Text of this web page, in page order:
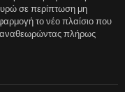
σε περίπτωση μη
το νέο πλαίσιο που
αναθεωρώντας πλήρως